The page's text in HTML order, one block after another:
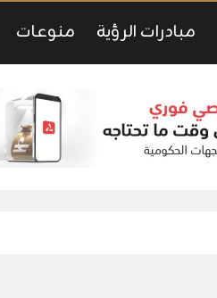
مبادرات الرؤية منوعات